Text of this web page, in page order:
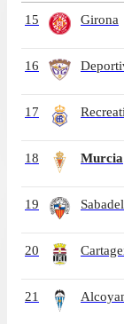
15 Girona
16
17
18 Murcia
19
20
21